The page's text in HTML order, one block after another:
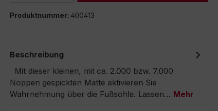
Produktnummer: 400413
Beschreibung
Mit dieser kleinen, mit ca. 2.000 bzw. 7.000
Noppen gespickten Matte aktivieren Sie
Wahrnehmung über die Fußsohle. Lassen… Mehr